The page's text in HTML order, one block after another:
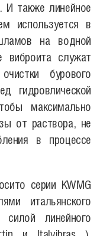
И также линейное
используется в
на водной
виброита служат
бурового
гидровлической
максимально
от раствора, не
в процессе
серии KWMG
итальянского
линейного